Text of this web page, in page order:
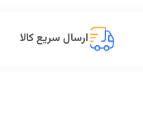
ارسال سریع کالا